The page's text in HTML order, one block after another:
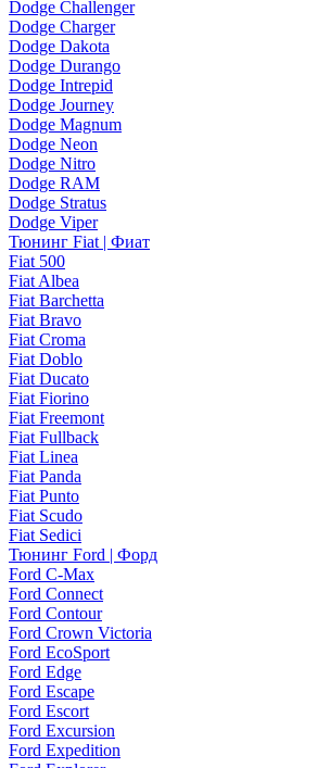
Dodge Challenger
Dodge Charger
Dodge Dakota
Dodge Durango
Dodge Intrepid
Dodge Journey
Dodge Magnum
Dodge Neon
Dodge Nitro
Dodge RAM
Dodge Stratus
Dodge Viper
Тюнинг Fiat | Фиат
Fiat 500
Fiat Albea
Fiat Barchetta
Fiat Bravo
Fiat Croma
Fiat Doblo
Fiat Ducato
Fiat Fiorino
Fiat Freemont
Fiat Fullback
Fiat Linea
Fiat Panda
Fiat Punto
Fiat Scudo
Fiat Sedici
Тюнинг Ford | Форд
Ford C-Max
Ford Connect
Ford Contour
Ford Crown Victoria
Ford EcoSport
Ford Edge
Ford Escape
Ford Escort
Ford Excursion
Ford Expedition